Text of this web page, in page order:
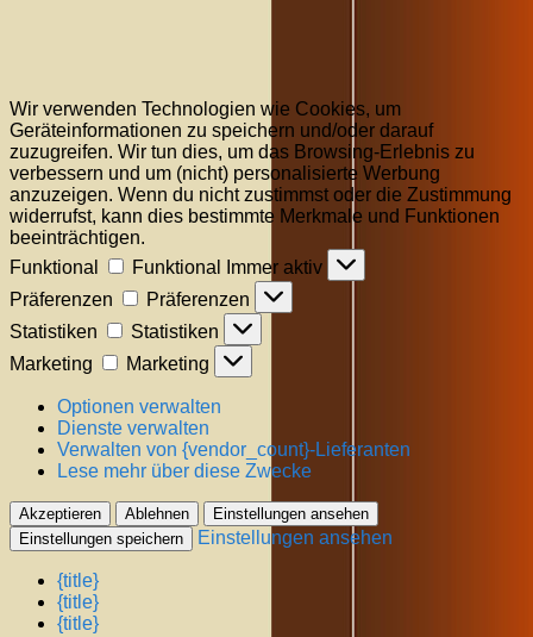
Wir verwenden Technologien wie Cookies, um
Geräteinformationen zu speichern und/oder darauf
zuzugreifen. Wir tun dies, um das Browsing-Erlebnis zu
verbessern und um (nicht) personalisierte Werbung
anzuzeigen. Wenn du nicht zustimmst oder die Zustimmung
widerrufst, kann dies bestimmte Merkmale und Funktionen
beeinträchtigen.
Funktional
Funktional
Immer aktiv
Präferenzen
Präferenzen
Statistiken
Statistiken
Marketing
Marketing
Optionen verwalten
Dienste verwalten
Verwalten von {vendor_count}-Lieferanten
Lese mehr über diese Zwecke
Akzeptieren Ablehnen
Einstellungen ansehen
Einstellungen speichern
Einstellungen ansehen
{title}
{title}
{title}